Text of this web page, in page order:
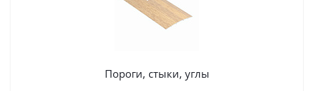
Пороги, стыки, углы